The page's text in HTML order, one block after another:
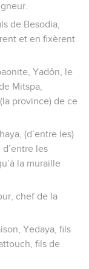
de Besodia,
et en fixèrent
Yadôn, le
Mitspa,
province) de ce
(d’entre les)
les
la muraille
chef de la
Yedaya, fils
fils de